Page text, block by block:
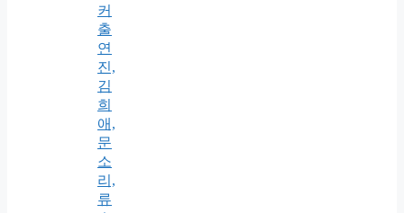
커
출
연
진,
김
희
애,
문
소
리,
류